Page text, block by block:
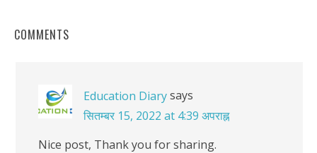
COMMENTS
Education Diarysays
सितम्बर 15, 2022 at 4:39 अपराह्न
Nice post, Thank you for sharing.